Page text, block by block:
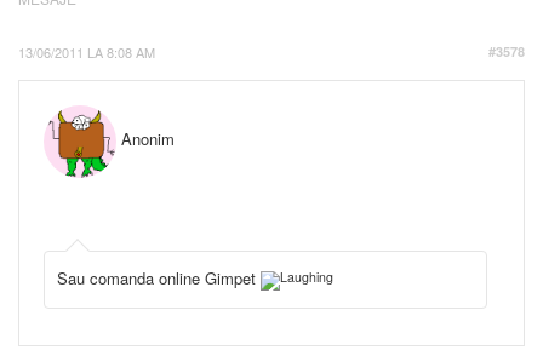
13/06/2011 LA 8:08 AM #3578
Anonim
Sau comanda online Gimpet